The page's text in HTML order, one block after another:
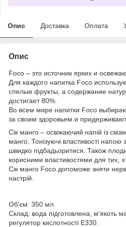
Опис Доставка Оплата
Опис
Foco – это источник ярких и
Для каждого напитка Foco
спелые фрукты, а содержание
достигает 80%.
Во всем мире напитки Foco
за своим здоровьем и
Сік манго – освіжаючий напій із
манго. Тонізуючі властивості
швидко підбадьоритися. Також
корисними властивостями для тих,
Сік манго Foco допоможе зняти
настрій.
Об'єм: 350 мл
Склад: вода підготовлена, м'якоть
регулятор кислотності Е330.